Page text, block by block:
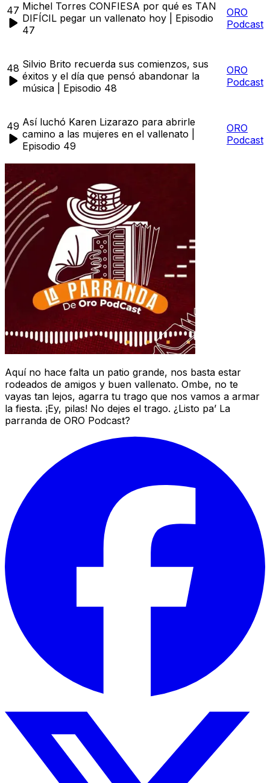
47 Michel Torres CONFIESA por qué es TAN
DIFÍCIL pegar un vallenato hoy | Episodio
47
ORO
Podcast
48 Silvio Brito recuerda sus comienzos, sus
éxitos y el día que pensó abandonar la
música | Episodio 48
ORO
Podcast
49 Así luchó Karen Lizarazo para abrirle
camino a las mujeres en el vallenato |
Episodio 49
ORO
Podcast
Aquí no hace falta un patio grande, nos basta estar
rodeados de amigos y buen vallenato. Ombe, no te
vayas tan lejos, agarra tu trago que nos vamos a armar
la fiesta. ¡Ey, pilas! No dejes el trago. ¿Listo pa’ La
parranda de ORO Podcast?